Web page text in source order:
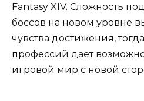
Fantasy XIV. Сложность
боссов на новом уровне
чувства достижения,
профессий дает
игровой мир с новой